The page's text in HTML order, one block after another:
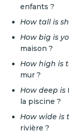
enfants ?
How tall is
How big is
maison ?
How high is
mur ?
How deep is
la piscine ?
How wide is
rivière ?